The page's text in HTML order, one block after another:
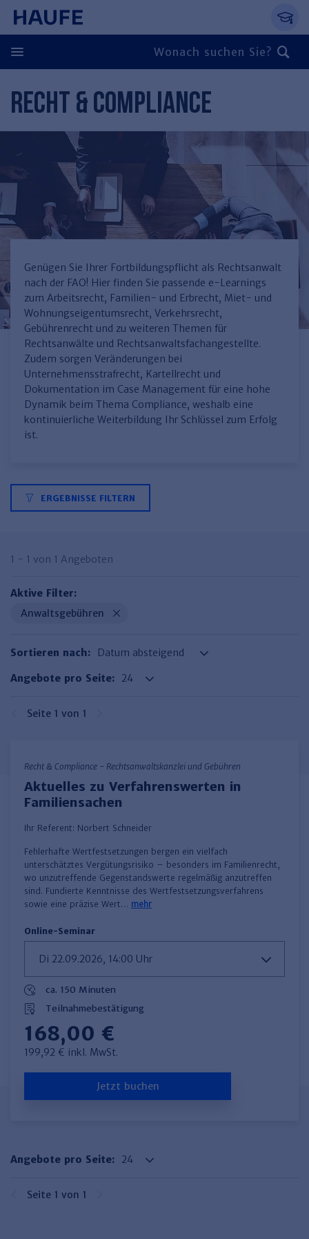
Springe direkt zum Hauptinhalt, zur
Zum Hauptinhalt springen
Zur Navigation springen
Zur Suche springen
Zurück
Personal
Finden Sie Ihr Thema
Arbeitsrecht
Führung
Personalmanagement und
Organisation
Personalentwicklung und
Talentmanagement
Persönlichkeitsentwicklung
Steuern & Rechnungswesen
Finden Sie Ihr Thema
Rechnungswesen
Entgeltabrechnung
Steuerkanzlei und Gebühren
Software und Tools
Recht & Compliance
Finden Sie Ihr Thema
Familien- und Erbrecht
Miet- und WE-Recht
Rechtsanwaltskanzlei und Gebühren
Verkehrsrecht
Wirtschaftsrecht
Insolvenzrecht
Zurück
Immobilien
Finden Sie Ihr Thema
Miet- und Bestandsverwaltung
WEG-Verwaltung
Wohnungswirtschaft
Immobilienverwaltung
Zurück
Öffentlicher Dienst
Finden Sie Ihr Thema
TV-L
TVöD
Kommunale Finanzen
Zurück
Arbeitsschutz & BGM
Finden Sie Ihr Thema
Arbeitsschutz
Zurück
Produktpräsentationen
Haufe Personal Office
Haufe Immobilien
RECHT & COMPLIANCE
Genügen Sie Ihrer Fortbildungspflicht als Rechtsanwalt
nach der FAO! Hier finden Sie passende e-Learnings
zum Arbeitsrecht, Familien- und Erbrecht, Miet- und
Wohnungseigentumsrecht, Verkehrsrecht,
Gebührenrecht und zu weiteren Themen für
Rechtsanwälte und Rechtsanwaltsfachangestellte.
Zudem sorgen Veränderungen bei
Unternehmensstrafrecht, Kartellrecht und
Dokumentation im Case Management für eine hohe
Dynamik beim Thema Compliance, weshalb eine
kontinuierliche Weiterbildung Ihr Schlüssel zum Erfolg
ist.
ERGEBNISSE FILTERN
1 - 1 von 1 Angeboten
Aktive Filter:
Anwaltsgebühren
Sortieren nach:
Angebote pro Seite:
Seite 1 von 1
Recht & Compliance - Rechtsanwaltskanzlei und Gebühren
Aktuelles zu Verfahrenswerten in
Familiensachen
Ihr Referent: Norbert Schneider
Fehlerhafte Wertfestsetzungen bergen ein vielfach
unterschätztes Vergütungsrisiko – besonders im Familienrecht,
wo unzutreffende Gegenstandswerte regelmäßig anzutreffen
sind. Fundierte Kenntnisse des Wertfestsetzungsverfahrens
sowie eine präzise Wert… mehr
Online-Seminar
ca. 150 Minuten
Teilnahmebestätigung
168,00 €
199,92 € inkl. MwSt.
Jetzt buchen
Angebote pro Seite:
Seite 1 von 1